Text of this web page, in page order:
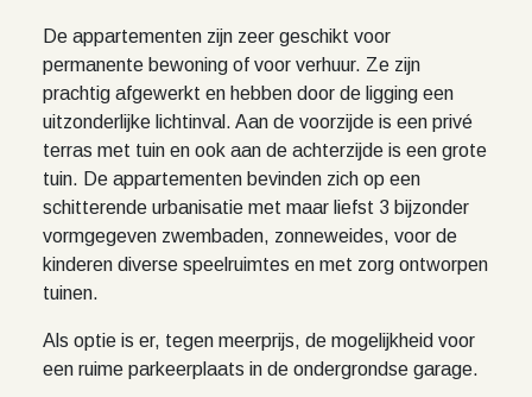
De appartementen zijn zeer geschikt voor
permanente bewoning of voor verhuur. Ze zijn
prachtig afgewerkt en hebben door de ligging een
uitzonderlijke lichtinval. Aan de voorzijde is een privé
terras met tuin en ook aan de achterzijde is een grote
tuin. De appartementen bevinden zich op een
schitterende urbanisatie met maar liefst 3 bijzonder
vormgegeven zwembaden, zonneweides, voor de
kinderen diverse speelruimtes en met zorg ontworpen
tuinen.
Als optie is er, tegen meerprijs, de mogelijkheid voor
een ruime parkeerplaats in de ondergrondse garage.